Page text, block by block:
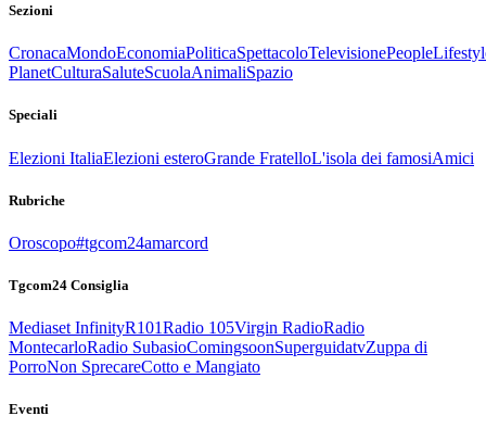
Sezioni
CronacaMondoEconomiaPoliticaSpettacoloTelevisionePeople
PlanetCulturaSaluteScuolaAnimaliSpazio
Speciali
Elezioni ItaliaElezioni esteroGrande FratelloL'isola dei famosiAmici
Rubriche
Oroscopo#tgcom24amarcord
Tgcom24 Consiglia
Mediaset InfinityR101Radio 105Virgin RadioRadio
MontecarloRadio SubasioComingsoonSuperguidatvZuppa di
PorroNon SprecareCotto e Mangiato
Eventi